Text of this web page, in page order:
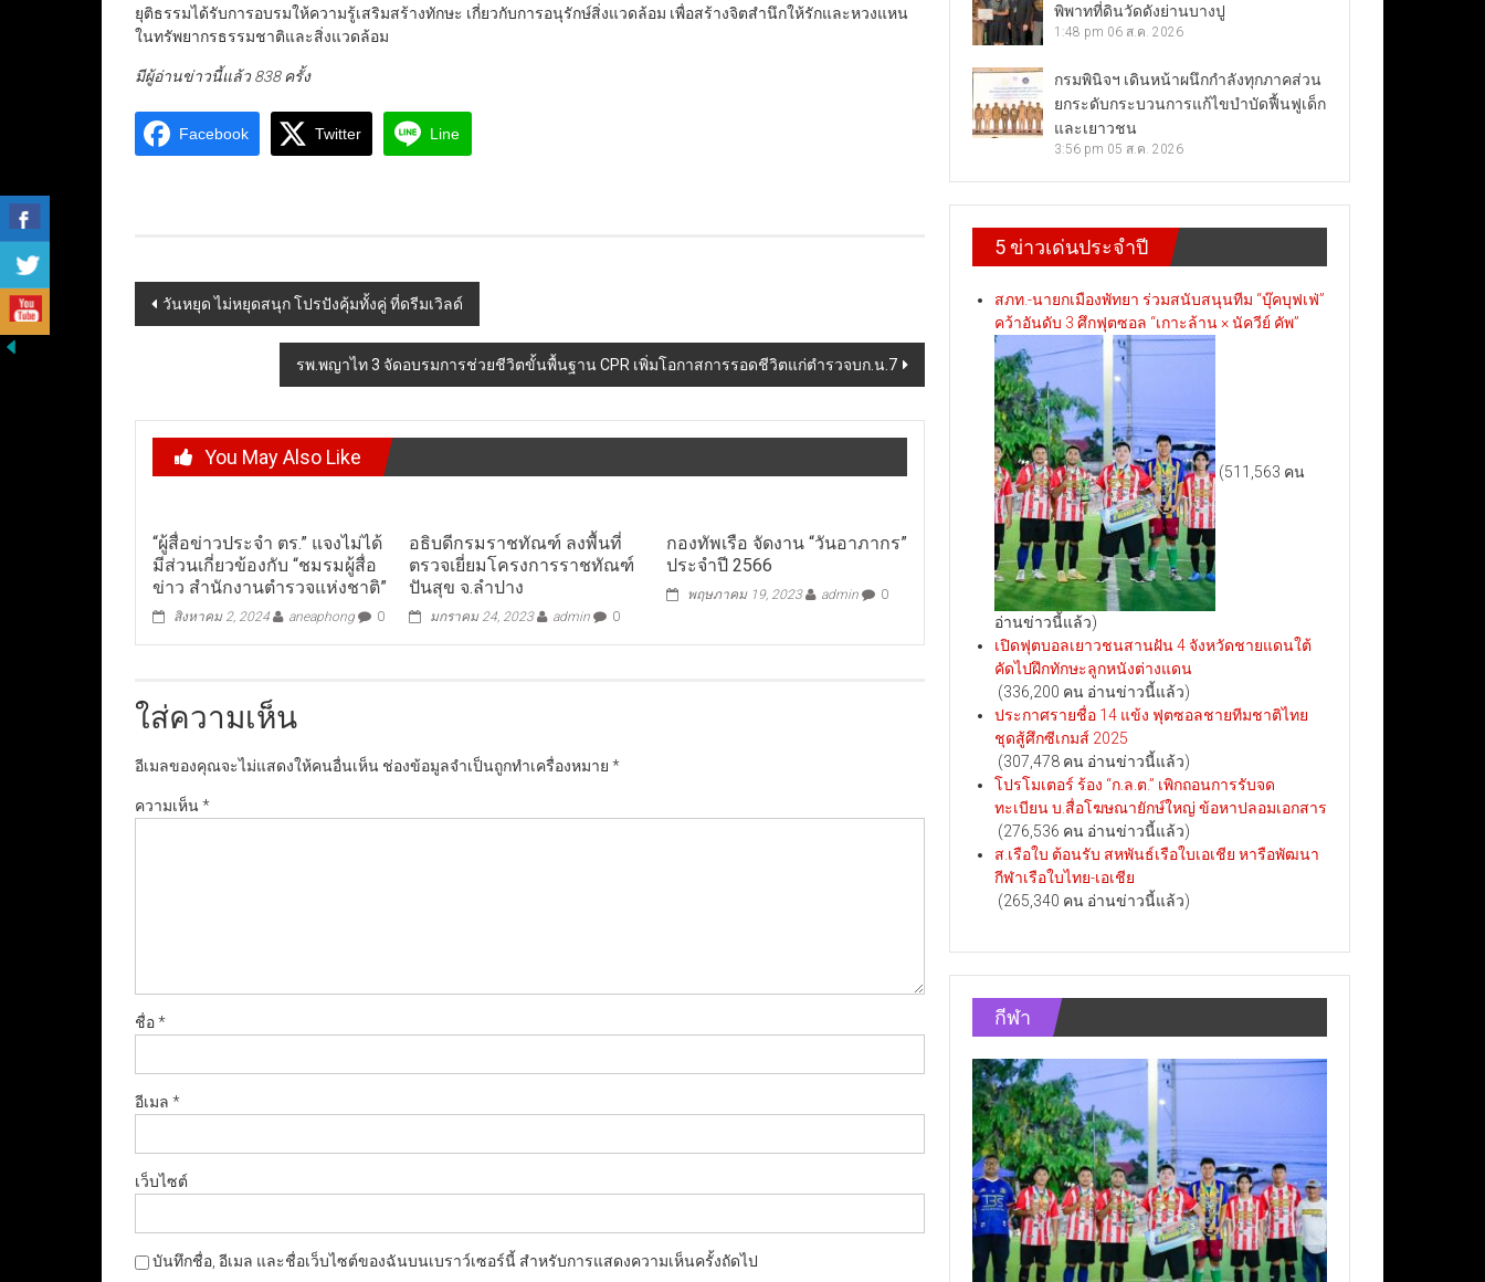
ยุติธรรมได้รับการอบรมให้ความรู้เสริมสร้างทักษะ เกี่ยวกับการอนุรักษ์สิ่งแวดล้อม เพื่อสร้างจิตสำนึกให้รักและหวงแหน
ในทรัพยากรธรรมชาติและสิ่งแวดล้อม
มีผู้อ่านข่าวนี้แล้ว 838 ครั้ง
Facebook Twitter Line
Post
วันหยุด ไม่หยุดสนุก โปรปังคุ้มทั้งคู่ ที่ดรีมเวิลด์
รพ.พญาไท 3 จัดอบรมการช่วยชีวิตขั้นพื้นฐาน CPR เพิ่มโอกาสการรอดชีวิตแก่ตำรวจบก.น.7
You May Also Like
“ผู้สื่อข่าวประจำ ตร.” แจงไม่ได้
มีส่วนเกี่ยวข้องกับ “ชมรมผู้สื่อ
ข่าว สำนักงานตำรวจแห่งชาติ”
สิงหาคม 2, 2024 aneaphong 0
อธิบดีกรมราชทัณฑ์ ลงพื้นที่
ตรวจเยี่ยมโครงการราชทัณฑ์
ปันสุข จ.ลำปาง
มกราคม 24, 2023 admin 0
กองทัพเรือ จัดงาน “วันอาภากร”
ประจำปี 2566
พฤษภาคม 19, 2023 admin 0
ใส่ความเห็น
อีเมลของคุณจะไม่แสดงให้คนอื่นเห็น ช่องข้อมูลจำเป็นถูกทำเครื่องหมาย *
ความเห็น*
ชื่อ*
อีเมล *
เว็บไซต์
บันทึกชื่อ, อีเมล และชื่อเว็บไซต์ของฉันบนเบราว์เซอร์นี้ สำหรับการแสดงความเห็นครั้งถัดไป
พิพาทที่ดินวัดดังย่านบางปู
1:48 pm 06 ส.ค. 2026
กรมพินิจฯ เดินหน้าผนึกกำลังทุกภาคส่วน
ยกระดับกระบวนการแก้ไขบำบัดฟื้นฟูเด็ก
และเยาวชน
3:56 pm 05 ส.ค. 2026
5 ข่าวเด่นประจำปี
สภท.-นายกเมืองพัทยา ร่วมสนับสนุนทีม “บุ๊คบุฟเฟ่”
คว้าอันดับ 3 ศึกฟุตซอล “เกาะล้าน × นัควีย์ คัพ”
(511,563 คน
อ่านข่าวนี้แล้ว)
เปิดฟุตบอลเยาวชนสานฝัน 4 จังหวัดชายแดนใต้
คัดไปฝึกทักษะลูกหนังต่างแดน
(336,200 คน อ่านข่าวนี้แล้ว)
ประกาศรายชื่อ 14 แข้ง ฟุตซอลชายทีมชาติไทย
ชุดสู้ศึกซีเกมส์ 2025
(307,478 คน อ่านข่าวนี้แล้ว)
โปรโมเตอร์ ร้อง “ก.ล.ต.” เพิกถอนการรับจด
ทะเบียน บ.สื่อโฆษณายักษ์ใหญ่ ข้อหาปลอมเอกสาร
(276,536 คน อ่านข่าวนี้แล้ว)
ส.เรือใบ ต้อนรับ สหพันธ์เรือใบเอเชีย หารือพัฒนา
กีฬาเรือใบไทย-เอเชีย
(265,340 คน อ่านข่าวนี้แล้ว)
กีฬา